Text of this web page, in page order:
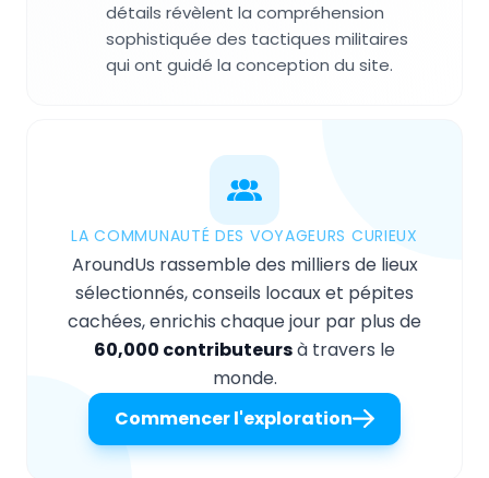
détails révèlent la compréhension
sophistiquée des tactiques militaires
qui ont guidé la conception du site.
LA COMMUNAUTÉ DES VOYAGEURS CURIEUX
AroundUs rassemble des milliers de lieux
sélectionnés, conseils locaux et pépites
cachées, enrichis chaque jour par plus de
60,000 contributeursà travers le
monde.
Commencer l'exploration